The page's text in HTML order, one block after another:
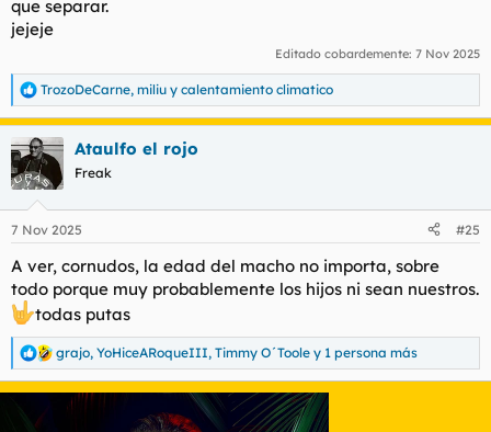
que separar.
jejeje
Editado cobardemente: 7 Nov 2025
R
e
a
c
c
i
e
:
TrozoDeCarne, miliu y calentamiento climatico
Ataulfo el rojo
Freak
7 Nov 2025 #25
A ver, cornudos, la edad del macho no importa, sobre
todo porque muy probablemente los hijos ni sean nuestros.
todas putas
R
e
a
grajo, YoHiceARoqueIII, Timmy O´Toole y 1 persona más